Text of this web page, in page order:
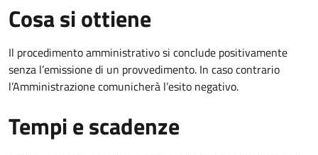
Cosa si ottiene
Il procedimento amministrativo si conclude positivamente
senza l’emissione di un provvedimento. In caso contrario
l’Amministrazione comunicherà l’esito negativo.
Tempi e scadenze